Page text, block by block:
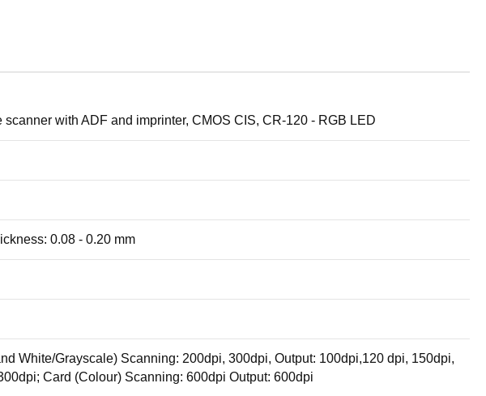
scanner with ADF and imprinter, CMOS CIS, CR-120 - RGB LED
0.08 - 0.20 mm
White/Grayscale) Scanning: 200dpi, 300dpi, Output: 100dpi,120 dpi, 150dpi,
Card (Colour) Scanning: 600dpi Output: 600dpi